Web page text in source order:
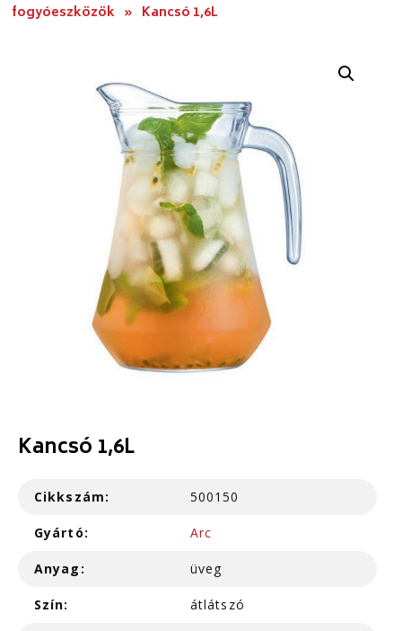
fogyóeszközök » Kancsó 1,6L
Kancsó 1,6L
Cikkszám: 500150
Gyártó: Arc
Anyag: üveg
Szín: átlátszó